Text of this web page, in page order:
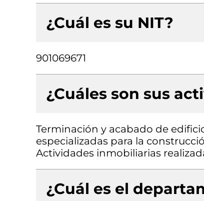
¿Cuál es su NIT?
901069671
¿Cuáles son sus
Terminación y acabado de
especializadas para la
Actividades inmobiliarias
¿Cuál es el